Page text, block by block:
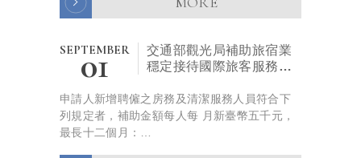
入缺工工作，...
SEPTEMBER
01
交通部觀光局補助旅宿業
穩定接待國際旅客服務量
申請人新增聘僱之房務及清潔服務人員符合下
列規定者，補助金額每人每 月新臺幣五千元，
最長十二個月：